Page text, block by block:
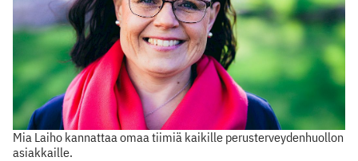
Mia Laiho kannattaa omaa tiimiä kaikille perusterveydenhuollon
asiakkaille.